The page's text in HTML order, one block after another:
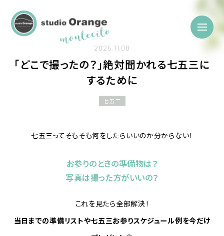
2025.11.08
「どこで撮ったの？」絶対聞かれる七五三に
するために
七五三
七五三ってそもそも何をしたらいいのか分からない！
お参りのときの準備物は？
写真は撮った方がいいの？
これを見たら全部解決！
当日までの準備リストや七五三お参りスケジュール例を今だけ